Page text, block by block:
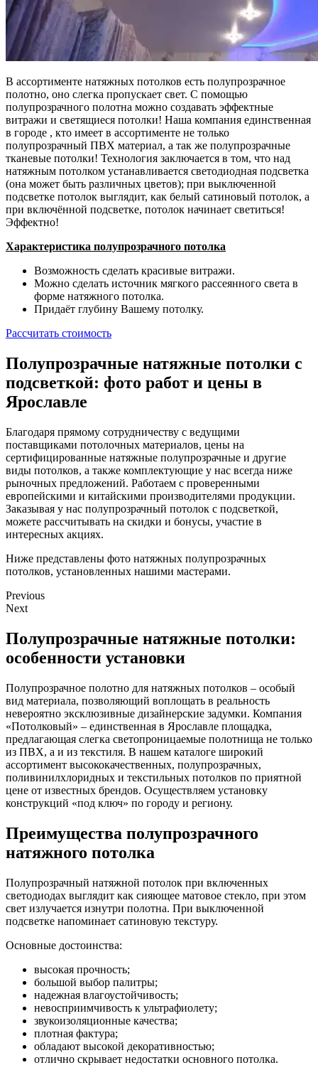
В ассортименте натяжных потолков есть полупрозрачное
полотно, оно слегка пропускает свет. С помощью
полупрозрачного полотна можно создавать эффектные
витражи и светящиеся потолки! Наша компания единственная
в городе , кто имеет в ассортименте не только
полупрозрачный ПВХ материал, а так же полупрозрачные
тканевые потолки! Технология заключается в том, что над
натяжным потолком устанавливается светодиодная подсветка
(она может быть различных цветов); при выключенной
подсветке потолок выглядит, как белый сатиновый потолок, а
при включённой подсветке, потолок начинает светиться!
Эффектно!
Характеристика полупрозрачного потолка
Возможность сделать красивые витражи.
Можно сделать источник мягкого рассеянного света в
форме натяжного потолка.
Придаёт глубину Вашему потолку.
Рассчитать стоимость
Полупрозрачные натяжные потолки с
подсветкой: фото работ и цены в
Ярославле
Благодаря прямому сотрудничеству с ведущими
поставщиками потолочных материалов, цены на
сертифицированные натяжные полупрозрачные и другие
виды потолков, а также комплектующие у нас всегда ниже
рыночных предложений. Работаем с проверенными
европейскими и китайскими производителями продукции.
Заказывая у нас полупрозрачный потолок с подсветкой,
можете рассчитывать на скидки и бонусы, участие в
интересных акциях.
Ниже представлены фото натяжных полупрозрачных
потолков, установленных нашими мастерами.
Previous
Next
Полупрозрачные натяжные потолки:
особенности установки
Полупрозрачное полотно для натяжных потолков – особый
вид материала, позволяющий воплощать в реальность
невероятно эксклюзивные дизайнерские задумки. Компания
«Потолковый» – единственная в Ярославле площадка,
предлагающая слегка светопроницаемые полотнища не только
из ПВХ, а и из текстиля. В нашем каталоге широкий
ассортимент высококачественных, полупрозрачных,
поливинилхлоридных и текстильных потолков по приятной
цене от известных брендов. Осуществляем установку
конструкций «под ключ» по городу и региону.
Преимущества полупрозрачного
натяжного потолка
Полупрозрачный натяжной потолок при включенных
светодиодах выглядит как сияющее матовое стекло, при этом
свет излучается изнутри полотна. При выключенной
подсветке напоминает сатиновую текстуру.
Основные достоинства:
высокая прочность;
большой выбор палитры;
надежная влагоустойчивость;
невосприимчивость к ультрафиолету;
звукоизоляционные качества;
плотная фактура;
обладают высокой декоративностью;
отлично скрывает недостатки основного потолка.